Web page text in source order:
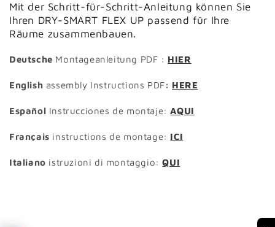
Mit der Schritt-für-Schritt-Anleitung können Sie
Ihren DRY-SMART FLEX UP passend für Ihre
Räume zusammenbauen.
Deutsche Montageanleitung PDF : HIER
English assembly Instructions PDF: HERE
Español Instrucciones de montaje:AQUI
Français instructions de montage: ICI
Italiano istruzioni di montaggio: QUI